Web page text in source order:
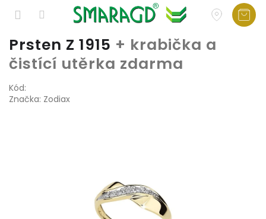
Přejít
obsah
Prsten Z 1915 + krabička a
čistící utěrka zdarma
Kód:
Značka: Zodiax